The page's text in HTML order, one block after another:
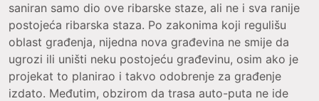
saniran samo dio ove ribarske staze, ali ne i sva ranije
postojeća ribarska staza. Po zakonima koji regulišu
oblast građenja, nijedna nova građevina ne smije da
ugrozi ili uništi neku postojeću građevinu, osim ako je
projekat to planirao i takvo odobrenje za građenje
izdato. Međutim, obzirom da trasa auto-puta ne ide